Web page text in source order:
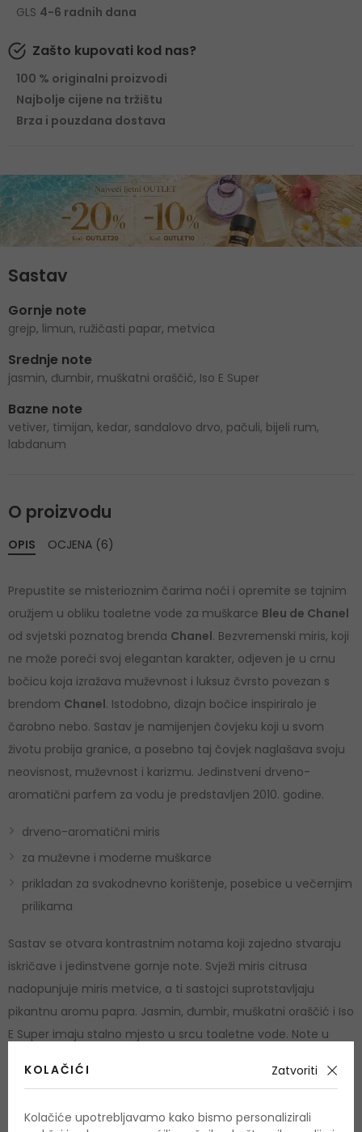
GLS 4-6 radnih dana
Zašto kupovati kod nas?
100 % originalni proizvodi
Najbolje cijene na tržištu
Brza i pouzdana dostava
Sastav
Gornje note
grejp, limun, ružičasti papar, metvica
Srednje note
jasmin, đumbir, muškatni oraščić, Iso E Super
Bazne note
vetiver, timijan, kedar, sandalovo drvo, pačuli, bijeli rum,
labdanum
O proizvodu
OPIS
Prepustite se misterioznim čarima noći i opremite se tajnim
oružjem u obliku toaletne vode za muškarce Bleu de Chanel
od svjetski poznatog brenda Chanel. Bezvremenski miris, koji
ne može poreći svoj elegantan karakter, odjeven je u crnu
bočicu koja izražava muževnost i luksuz čvrsto povezan s
brendom Chanel. Istodobno, dizajn bočice inspiriralo je
čarobno nebo. Sastav je namijenjen čovjeku koji u svom
životu probija granice, a posebno taj čovjek naglašava svoju
neovisnost, muževnost i karizmu. Jedinstveni drveno-
aromatični parfem za vodu je predstavljen 2010. godine.
drveno-aromatični miris
za muževne i moderne muškarce
prikladan za svakodnevno korištenje, posebice u večernjim
prilikama
Sastav se otvara kontrastnim notama koji zajedno stvaraju
iskričave i jedinstvene gornje note. Svježi miris citrusa
nadopunjuje miris metvice, a ti sastojci suprotstavljaju
pikantnu aromu papra. Jasmin, đumbir, muškatni oraščić i Iso
E Super imaju stalno mjesto u srcu toaletne vode. Note u
pačuliju i začinjenom đumbiru. Osvojite noć s toaletnom
OCJENA (6)
KOLAČIĆI Zatvoriti
Kolačiće upotrebljavamo kako bismo personalizirali